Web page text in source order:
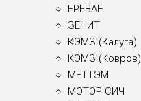
ЕРЕВАН
ЗЕНИТ
КЭМЗ (Калуга)
КЭМЗ (Ковров)
МЕТТЭМ
МОТОР СИЧ